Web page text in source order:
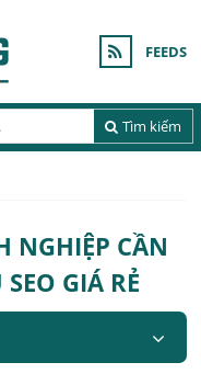
FEEDS
Tìm kiếm
NGHIỆP CẦN
GIÁ RẺ